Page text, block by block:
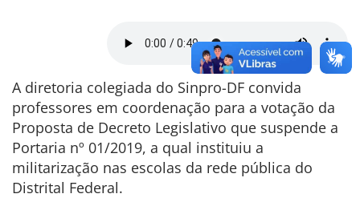
A diretoria colegiada do Sinpro-DF convida
professores em coordenação para a votação da
Proposta de Decreto Legislativo que suspende a
Portaria nº 01/2019, a qual instituiu a
militarização nas escolas da rede pública do
Distrital Federal.